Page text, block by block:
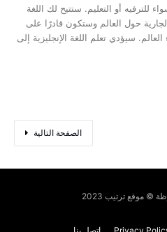
للترفيه أو التعليم. ستتيح لك اللغة
حول العالم وستكون قادرًا على
سيؤدي تعلم اللغة الإنجليزية إلى
‫الصفحة التالية‬
موقع ترتيب 2023